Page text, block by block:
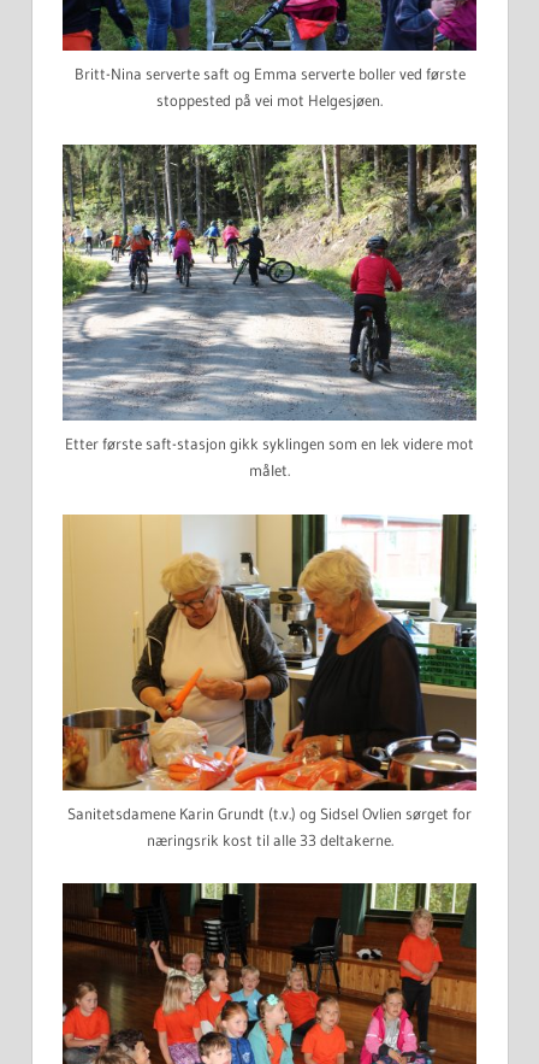
Britt-Nina serverte saft og Emma serverte boller ved første
stoppested på vei mot Helgesjøen.
Etter første saft-stasjon gikk syklingen som en lek videre mot
målet.
Sanitetsdamene Karin Grundt (t.v.) og Sidsel Ovlien sørget for
næringsrik kost til alle 33 deltakerne.